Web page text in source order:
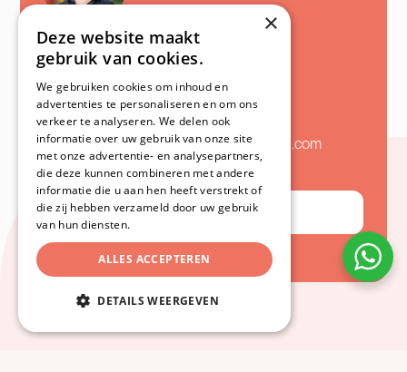
Hanneke van Loon
Recruiter
06 30 78 91 95
werkenbijnummereen@nummereen.com
Neem contact op
×
Deze website maakt
gebruik van cookies.
We gebruiken cookies om inhoud en
advertenties te personaliseren en om ons
verkeer te analyseren. We delen ook
informatie over uw gebruik van onze site
met onze advertentie- en analysepartners,
die deze kunnen combineren met andere
informatie die u aan hen heeft verstrekt of
die zij hebben verzameld door uw gebruik
van hun diensten.
ALLES ACCEPTEREN
DETAILS WEERGEVEN